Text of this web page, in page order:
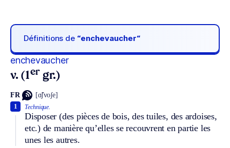
Définitions de “enchevaucher“
enchevaucher
v. (1er gr.)
FR [ɑ̃ʃvoʃe]
Technique.
Disposer (des pièces de bois, des tuiles, des ardoises,
etc.) de manière qu’elles se recouvrent en partie les
unes les autres.
1